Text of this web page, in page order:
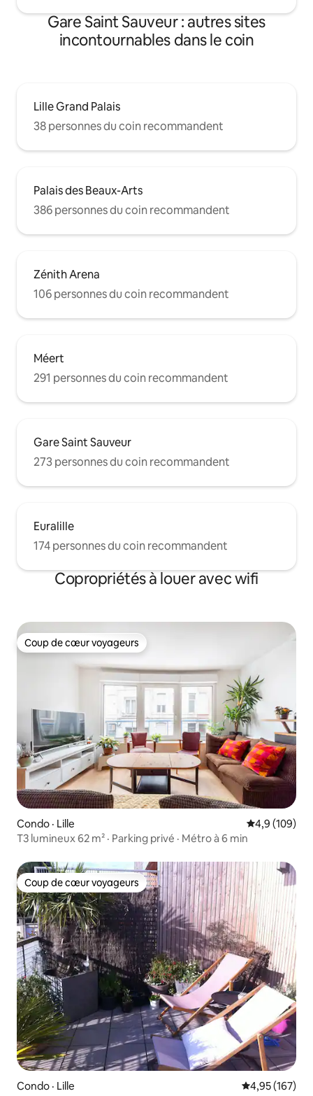
Gare Saint Sauveur : autres sites
incontournables dans le coin
Lille Grand Palais
38 personnes du coin recommandent
Palais des Beaux-Arts
386 personnes du coin recommandent
Zénith Arena
106 personnes du coin recommandent
Méert
291 personnes du coin recommandent
Gare Saint Sauveur
273 personnes du coin recommandent
Euralille
174 personnes du coin recommandent
Copropriétés à louer avec wifi
Coup de cœur voyageurs
Coup de cœur voyageurs
Condo · Lille Note
4,9 (109)
T3 lumineux 62 m² · Parking privé · Métro à 6 min
Coup de cœur voyageurs
Coup de cœur voyageurs
Condo · Lille Note
4,95 (167)